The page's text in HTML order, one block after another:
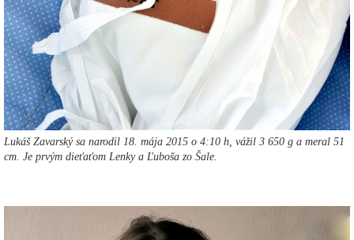
Lukáš Zavarský sa narodil 18. mája 2015 o 4:10 h, vážil 3 650 g a meral 51
cm. Je prvým dieťaťom Lenky a Ľuboša zo Šale.